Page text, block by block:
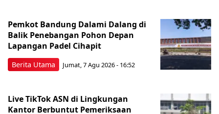
Berita Utama
Pemkot Bandung Dalami Dalang di
Balik Penebangan Pohon Depan
Lapangan Padel Cihapit
Jumat, 7 Agu 2026 - 16:52
Live TikTok ASN di Lingkungan
Kantor Berbuntut Pemeriksaan